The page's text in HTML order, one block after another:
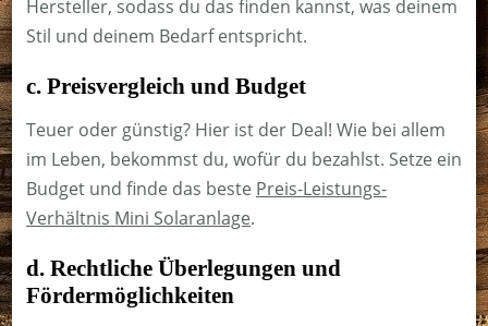
Hersteller, sodass du das finden kannst, was deinem
Stil und deinem Bedarf entspricht.
c. Preisvergleich und Budget
Teuer oder günstig? Hier ist der Deal! Wie bei allem
im Leben, bekommst du, wofür du bezahlst. Setze ein
Budget und finde das beste Preis-Leistungs-
Verhältnis Mini Solaranlage.
d. Rechtliche Überlegungen und
Fördermöglichkeiten